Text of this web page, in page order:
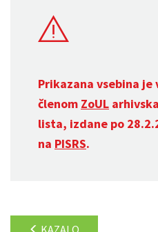
Prikazana vsebina je
členom ZoUL
lista, izdane po
na PISRS.
KAZALO